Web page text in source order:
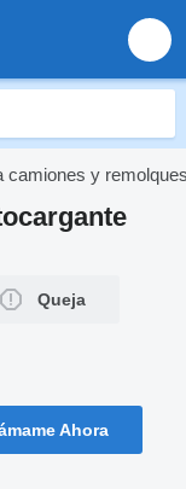
camiones y
Queja
Ahora